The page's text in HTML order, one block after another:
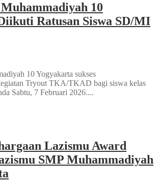
10
Ratusan Siswa SD/MI
10 Yogyakarta sukses
Tryout TKA/TKAD bagi siswa kelas
Sabtu, 7 Februari 2026....
Lazismu Award
SMP Muhammadiyah